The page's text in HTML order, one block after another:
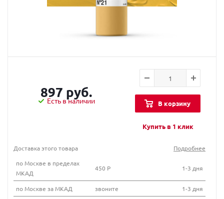
897 руб.
Есть в наличии В корзину
Купить в 1 клик
Доставка этого товара
Подробнее
по Москве в пределах
МКАД
450 Р 1-3 дня
по Москве за МКАД звоните 1-3 дня